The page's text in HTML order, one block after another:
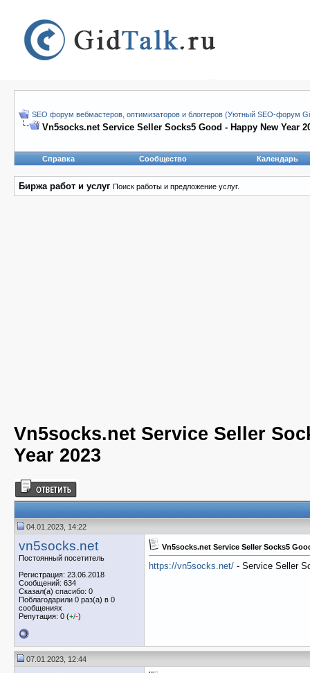
SEO форум вебмастеров, оптимизаторов и блоггеров (Уютный SEO-форум
Vn5socks.net Service Seller Socks5 Good - Happy New Year
Справка Сообщество Календарь
Биржа работ и услуг Поиск работы и предложение услуг.
Vn5socks.net Service Seller
Year 2023
04.01.2023, 14:22
vn5socks.net
Постоянный посетитель
Регистрация: 23.06.2018
Сообщений: 634
Сказал(а) спасибо: 0
Поблагодарили 0 раз(а) в 0
сообщениях
Репутация: 0 (+/-)
Vn5socks.net Service Seller Socks5
https://vn5socks.net/ - Service Seller
07.01.2023, 12:44